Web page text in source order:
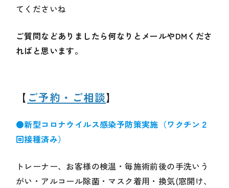
てくださいね
ご質問などありましたら何なりとメールやDMくださ
ればと思います。
【 ご予約・ご相談】
●新型コロナウイルス感染予防策実施（ワクチン２
回接種済み）
トレーナー、お客様の検温・毎施術前後の手洗いう
がい・アルコール除菌・マスク着用・換気(窓開け、